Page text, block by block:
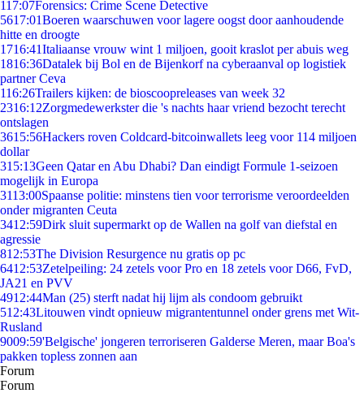
117:07Forensics: Crime Scene Detective
5617:01Boeren waarschuwen voor lagere oogst door aanhoudende
hitte en droogte
1716:41Italiaanse vrouw wint 1 miljoen, gooit kraslot per abuis weg
1816:36Datalek bij Bol en de Bijenkorf na cyberaanval op logistiek
partner Ceva
116:26Trailers kijken: de bioscoopreleases van week 32
2316:12Zorgmedewerkster die 's nachts haar vriend bezocht terecht
ontslagen
3615:56Hackers roven Coldcard-bitcoinwallets leeg voor 114 miljoen
dollar
315:13Geen Qatar en Abu Dhabi? Dan eindigt Formule 1-seizoen
mogelijk in Europa
3113:00Spaanse politie: minstens tien voor terrorisme veroordeelden
onder migranten Ceuta
3412:59Dirk sluit supermarkt op de Wallen na golf van diefstal en
agressie
812:53The Division Resurgence nu gratis op pc
6412:53Zetelpeiling: 24 zetels voor Pro en 18 zetels voor D66, FvD,
JA21 en PVV
4912:44Man (25) sterft nadat hij lijm als condoom gebruikt
512:43Litouwen vindt opnieuw migrantentunnel onder grens met Wit-
Rusland
9009:59'Belgische' jongeren terroriseren Galderse Meren, maar Boa's
pakken topless zonnen aan
Forum
Forum